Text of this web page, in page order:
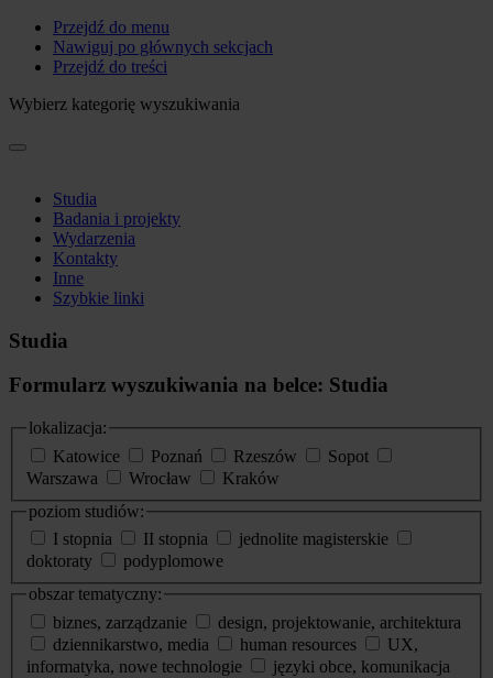
Przejdź do menu
Nawiguj po głównych sekcjach
Przejdź do treści
Wybierz kategorię wyszukiwania
Studia
Badania i projekty
Wydarzenia
Kontakty
Inne
Szybkie linki
Studia
Formularz wyszukiwania na belce: Studia
lokalizacja:
Katowice
Poznań Rzeszów
Sopot
Warszawa
Wrocław
Kraków
poziom studiów:
I stopnia
II stopnia
jednolite magisterskie
doktoraty
podyplomowe
obszar tematyczny:
biznes, zarządzanie
design, projektowanie, architektura
dziennikarstwo, media
human resources
UX,
informatyka, nowe technologie
języki obce, komunikacja